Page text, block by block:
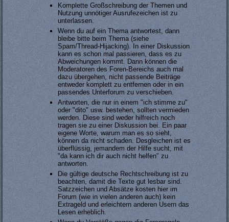
Komplette Großschreibung der Themen und
Nutzung unnötiger Ausrufezeichen ist zu
unterlassen.
Wenn du auf ein Thema antwortest, dann
bleibe bitte beim Thema (siehe
Spam/Thread-Hijacking). In einer Diskussion
kann es schon mal passieren, dass es zu
Abweichungen kommt. Dann können die
Moderatoren des Foren-Bereichs auch mal
dazu übergehen, nicht passende Beiträge
entweder komplett zu entfernen oder in ein
passendes Unterforum zu verschieben.
Antworten, die nur in einem "ich stimme zu"
oder "dito" usw. bestehen, sollten vermieden
werden. Diese sind weder hilfreich noch
tragen sie zu einer Diskussion bei. Ein paar
eigene Worte, warum man es so sieht,
können da nicht schaden. Desgleichen ist es
überflüssig, jemandem der Hilfe sucht, mit
"da kann ich dir auch nicht helfen" zu
antworten.
Die gültige deutsche Rechtschreibung ist zu
beachten, damit die Texte gut lesbar sind.
Satzzeichen und Absätze kosten hier im
Forum (wie in vielen anderen auch) kein
Extrageld und erleichtern anderen Usern das
Lesen erheblich.